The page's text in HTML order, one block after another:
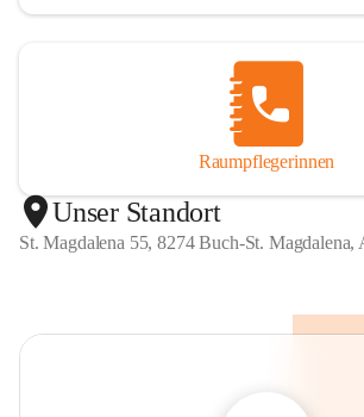
Raumpflegerinnen
Unser Standort
St. Magdalena 55, 8274 Buch-St. Magdalena,